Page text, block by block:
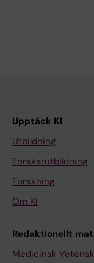
Upptäck KI
Utbildning
Forskarutbildning
Forskning
Om KI
Redaktionellt
Medicinsk